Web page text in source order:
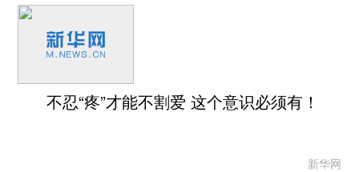
不忍“疼”才能不割爱 这个意识必须有！
新华网